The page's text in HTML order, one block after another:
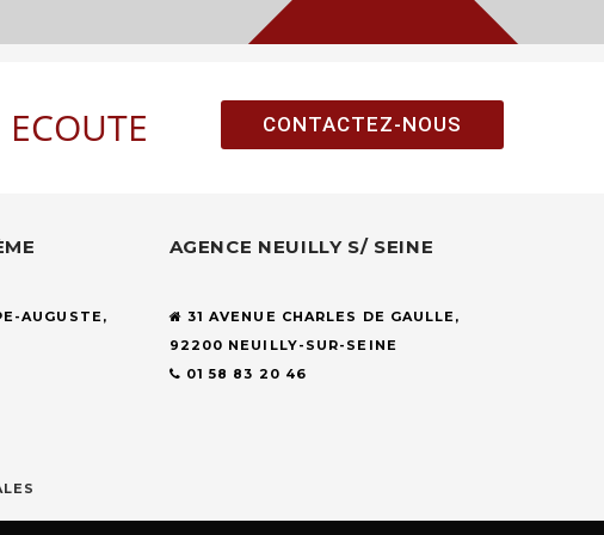
CONTACTEZ-NOUS
AUGUSTE,
AGENCE NEUILLY S/ SEINE
31 AVENUE CHARLES DE GAULLE,
92200 NEUILLY-SUR-SEINE
01 58 83 20 46